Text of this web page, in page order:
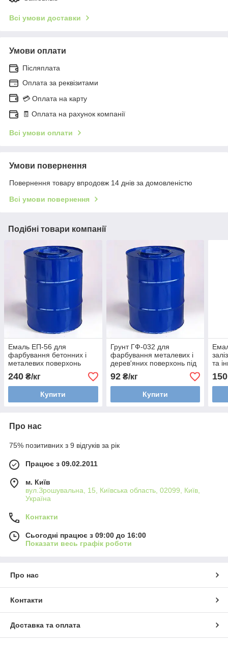
Всі умови доставки
Умови оплати
Післяплата
Оплата за реквізитами
💳 Оплата на карту
🧾 Оплата на рахунок компанії
Всі умови оплати
Умови повернення
Повернення товару впродовж 14 днів за домовленістю
Всі умови повернення
Подібні товари компанії
Емаль ЕП-56 для
фарбування бетонних і
металевих поверхонь
240 ₴/кг
Купити
Грунт ГФ-032 для
фарбування металевих і
дерев'яних поверхонь під
покриття
92₴/кг
Купити
та
150
Про нас
75% позитивних з 9 відгуків за рік
Працює з 09.02.2011
м. Київ
вул.Зрошувальна, 15, Київська область, 02099, Київ,
Україна
Контакти
Сьогодні працює з 09:00 до 16:00
Показати весь графік роботи
Про нас
Контакти
Доставка та оплата